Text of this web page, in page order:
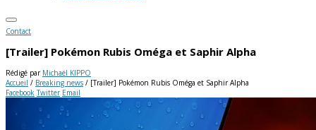
Contact
[Trailer] Pokémon Rubis Oméga et Saphir Alpha
Rédigé par Michaël KIPPO
Accueil / Breaking news / [Trailer] Pokémon Rubis Oméga et Saphir Alpha
Facebook Twitter Email